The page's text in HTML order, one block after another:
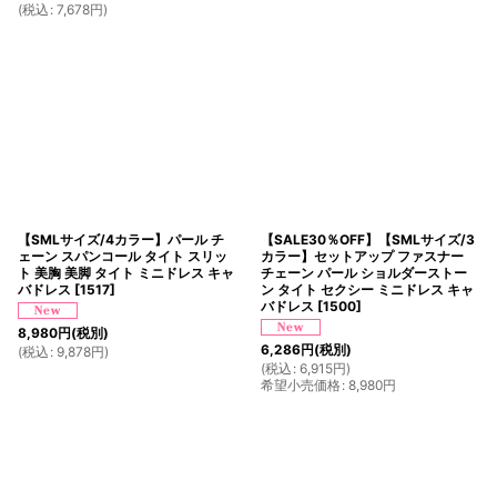
(税込 : 7,678円)
【SMLサイズ/4カラー】パール チ
ェーン スパンコール タイト スリッ
ト 美胸 美脚 タイト ミニドレス キャ
バドレス [1517]
8,980円(税別)
(税込 : 9,878円)
【SALE30％OFF】【SMLサイズ/3
カラー】セットアップ ファスナー
チェーン パール ショルダーストー
ン タイト セクシー ミニドレス キャ
バドレス [1500]
6,286円(税別)
(税込 : 6,915円)
希望小売価格: 8,980円